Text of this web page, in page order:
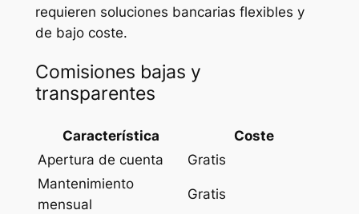
requieren soluciones bancarias flexibles y
de bajo coste.
Comisiones bajas y
transparentes
Característica
Coste
Apertura de cuenta
Gratis
Mantenimiento
mensual
Gratis